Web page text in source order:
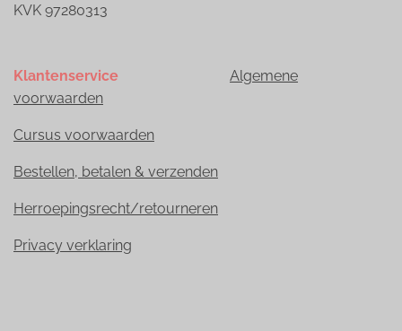
KVK 97280313
Klantenservice
Algemene
voorwaarden
Cursus voorwaarden
Bestellen, betalen & verzenden
Herroepingsrecht/retourneren
Privacy verklaring